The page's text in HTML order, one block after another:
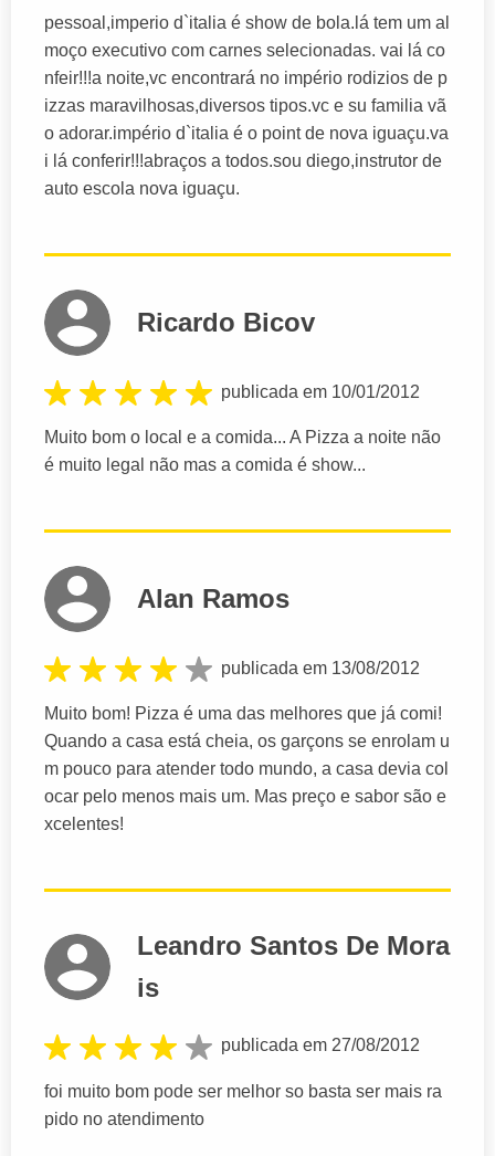
pessoal,imperio d`italia é show de bola.lá tem um al
moço executivo com carnes selecionadas. vai lá co
nfeir!!!a noite,vc encontrará no império rodizios de p
izzas maravilhosas,diversos tipos.vc e su familia vã
o adorar.império d`italia é o point de nova iguaçu.va
i lá conferir!!!abraços a todos.sou diego,instrutor de
auto escola nova iguaçu.
Ricardo Bicov
publicada em 10/01/2012
Muito bom o local e a comida... A Pizza a noite não
é muito legal não mas a comida é show...
Alan Ramos
publicada em 13/08/2012
Muito bom! Pizza é uma das melhores que já comi!
Quando a casa está cheia, os garçons se enrolam u
m pouco para atender todo mundo, a casa devia col
ocar pelo menos mais um. Mas preço e sabor são e
xcelentes!
Leandro Santos De Mora
is
publicada em 27/08/2012
foi muito bom pode ser melhor so basta ser mais ra
pido no atendimento